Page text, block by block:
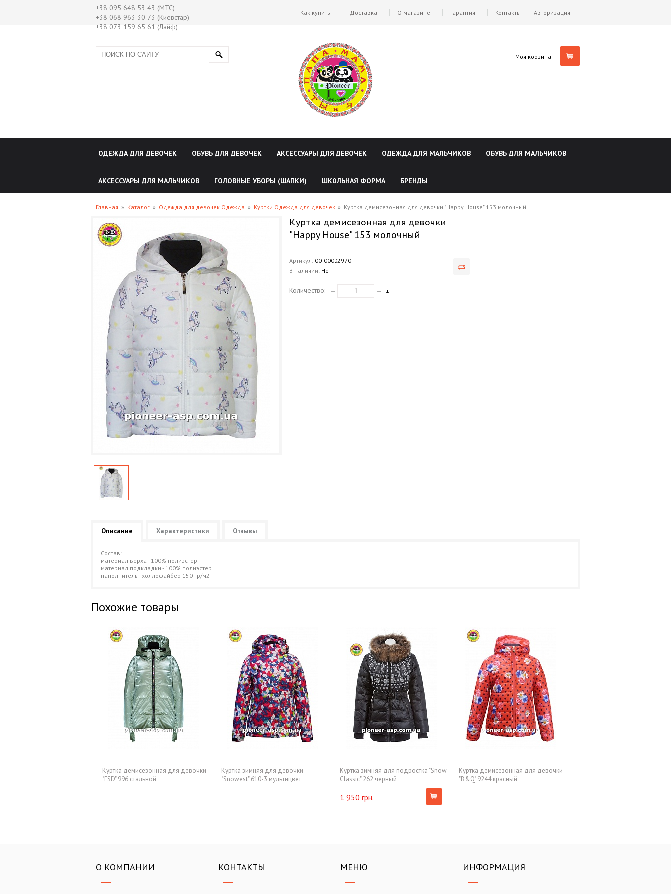
+38 095 648 53 43 (МТС)
+38 068 963 30 73 (Киевстар)
+38 073 159 65 61 (Лайф)
Авторизация
Как купить Доставка О магазине Гарантия Контакты
Моя корзина
ОДЕЖДА ДЛЯ ДЕВОЧЕК ОБУВЬ ДЛЯ ДЕВОЧЕК АКСЕССУАРЫ ДЛЯ ДЕВОЧЕК ОДЕЖДА ДЛЯ МАЛЬЧИКОВ ОБУВЬ ДЛЯ МАЛЬЧИКОВ
АКСЕССУАРЫ ДЛЯ МАЛЬЧИКОВ ГОЛОВНЫЕ УБОРЫ (ШАПКИ) ШКОЛЬНАЯ ФОРМА БРЕНДЫ
Главная » Каталог » Одежда для девочек Одежда » Куртки Одежда для девочек » Куртка демисезонная для девочки "Happy House" 153 молочный
Куртка демисезонная для девочки
"Happy House" 153 молочный
Артикул: 00-00002970
В наличии: Нет
Количество: шт
Описание Характеристики Отзывы
Состав:
материал верха - 100% полиэстер
материал подкладки - 100% полиэстер
наполнитель - холлофайбер 150 гр/м2
Похожие товары
Куртка демисезонная для девочки
"FSD" 996 стальной
Куртка зимняя для девочки
"Snowest" 610-3 мультицвет
Куртка зимняя для подростка "Snow
Classic" 262 черный
1 950 грн.
Куртка демисезонная для девочки
"B&Q" 9244 красный
О КОМПАНИИ КОНТАКТЫ МЕНЮ ИНФОРМАЦИЯ